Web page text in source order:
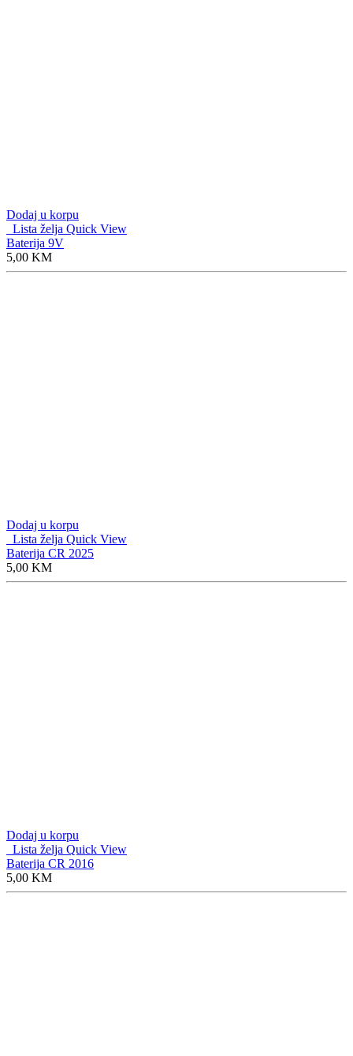
Dodaj u korpu
Lista želja Quick View
Baterija 9V
5,00 KM
Dodaj u korpu
Lista želja Quick View
Baterija CR 2025
5,00 KM
Dodaj u korpu
Lista želja Quick View
Baterija CR 2016
5,00 KM